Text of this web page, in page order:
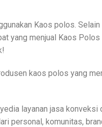
Kaos polos.
yang menjual Kaos Polos
kaos polos yang
layanan jasa konveksi
personal, komunitas,